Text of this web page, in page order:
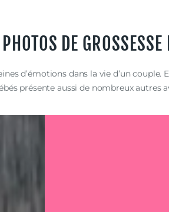
DE
d’émotions dans la vie d’un
présente aussi de nombreux autres